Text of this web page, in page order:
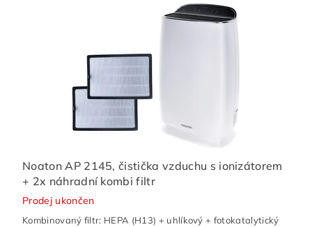
Noaton AP 2145, čistička vzduchu s ionizátorem
+ 2x náhradní kombi filtr
Prodej ukončen
Kombinovaný filtr: HEPA (H13) + uhlíkový + fotokatalytický